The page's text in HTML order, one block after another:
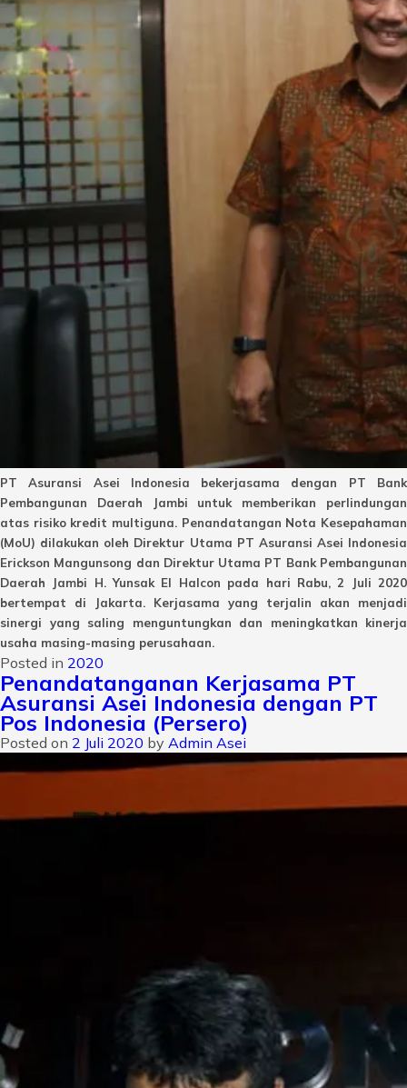
PT Asuransi Asei Indonesia bekerjasama dengan PT Bank
Pembangunan Daerah Jambi untuk memberikan perlindungan
atas risiko kredit multiguna. Penandatangan Nota Kesepahaman
(MoU) dilakukan oleh Direktur Utama PT Asuransi Asei Indonesia
Erickson Mangunsong dan Direktur Utama PT Bank Pembangunan
Daerah Jambi H. Yunsak El Halcon pada hari Rabu, 2 Juli 2020
bertempat di Jakarta. Kerjasama yang terjalin akan menjadi
sinergi yang saling menguntungkan dan meningkatkan kinerja
usaha masing-masing perusahaan.
Posted in 2020
Penandatanganan Kerjasama PT
Asuransi Asei Indonesia dengan PT
Pos Indonesia (Persero)
Posted on 2 Juli 2020 by Admin Asei